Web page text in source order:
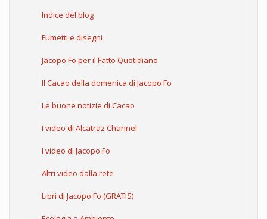
Indice del blog
Fumetti e disegni
Jacopo Fo per il Fatto Quotidiano
Il Cacao della domenica di Jacopo Fo
Le buone notizie di Cacao
I video di Alcatraz Channel
I video di Jacopo Fo
Altri video dalla rete
Libri di Jacopo Fo (GRATIS)